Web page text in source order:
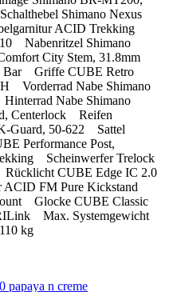
Shimano Nexus
ACID Trekking
Nabenritzel Shimano
City Stem, 31.8mm
Bar Griffe CUBE Retro
Vorderrad Nabe Shimano
Nabe Shimano
Centerlock Reifen
Guard, 50-622 Sattel
Performance Post,
Scheinwerfer Trelock
CUBE Edge IC 2.0
FM Pure Kickstand
Glocke CUBE Classic
Max. Systemgewicht
kg